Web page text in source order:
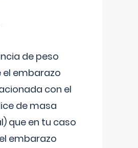
de peso
embarazo
con el
de masa
que en tu caso
embarazo